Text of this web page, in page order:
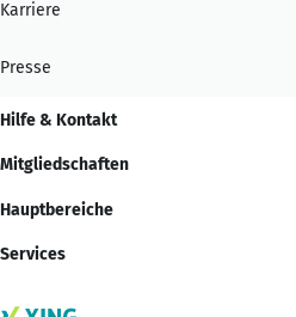
Karriere
Presse
Hilfe & Kontakt
Mitgliedschaften
Hauptbereiche
Services